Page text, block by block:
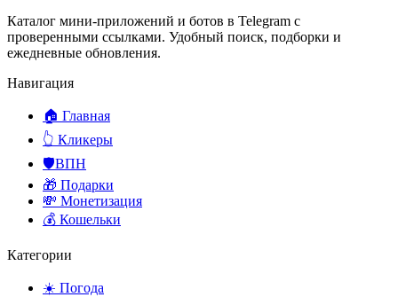
Каталог мини-приложений и ботов в Telegram с
проверенными ссылками. Удобный поиск, подборки и
ежедневные обновления.
Навигация
🏠 Главная
👆 Кликеры
🛡️ВПН
🎁 Подарки
💸 Монетизация
💰 Кошельки
Категории
☀️ Погода